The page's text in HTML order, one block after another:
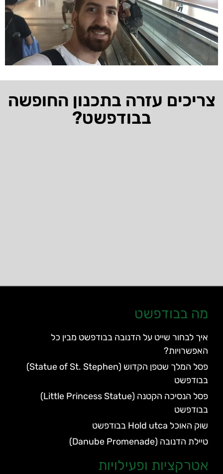
צריכים עזרה בתכנון החופשה
בבודפשט?
מה בבודפשט
איך לבחור שייט על הדנובה בבודפשט מבין כל
האפשרויות?
פסל המלך שטפן הקדוש (Statue of St. Stephen)
בבודפשט
פסל הנסיכה הקטנה (Little Princess Statue)
בבודפשט
שוק האוכל Hold utca בבודפשט
טיילת הדנובה (Danube Promenade)
אטרקציות ופעילויות